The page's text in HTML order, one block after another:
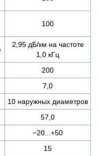
100
2,95 дБ/км на частоте
1,0 кГц
200
7,0
10 наружных диаметров
57,0
−20...+50
15